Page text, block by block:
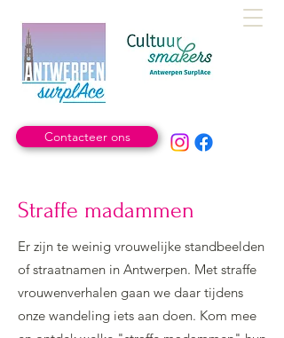
Contacteer ons
Straffe madammen
Er zijn te weinig vrouwelijke standbeelden
of straatnamen in Antwerpen. Met straffe
vrouwenverhalen gaan we daar tijdens
onze wandeling iets aan doen. Kom mee